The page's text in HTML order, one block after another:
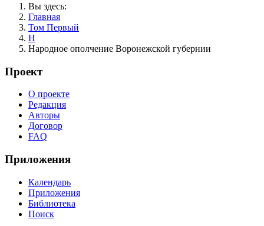
Вы здесь:
Главная
Том Первый
Н
Народное ополчение Воронежской губернии
Проект
О проекте
Редакция
Авторы
Договор
FAQ
Приложения
Календарь
Приложения
Библиотека
Поиск